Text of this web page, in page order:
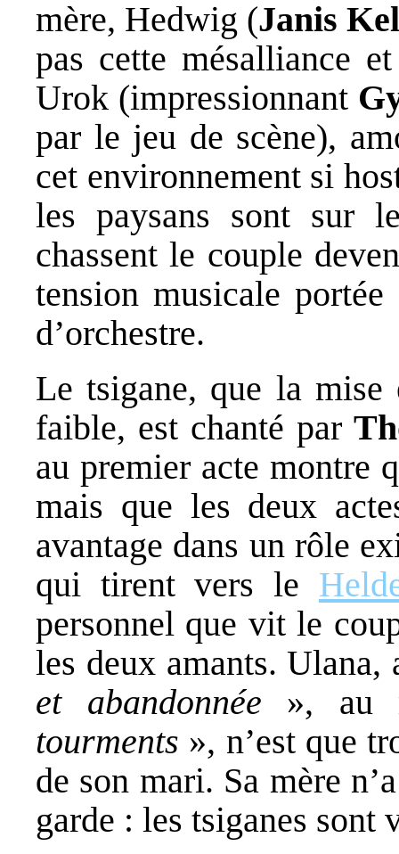
mère, Hedwig (Janis
pas cette mésalliance
Urok (impressionnant
par le jeu de scène),
cet environnement si
les paysans sont sur
chassent le couple
tension musicale
d’orchestre.
Le tsigane, que la mise
faible, est chanté par
au premier acte montre
mais que les deux
avantage dans un rôle
qui tirent vers le
personnel que vit le
les deux amants.
et abandonnée », au
tourments », n’est que
de son mari. Sa mère
garde : les tsiganes sont